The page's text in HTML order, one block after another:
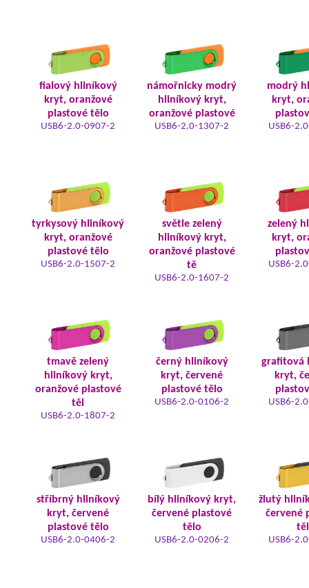
fialový hliníkový
kryt, oranžové
plastové tělo
USB6-2.0-0907-2
námořnicky modrý
hliníkový kryt,
oranžové plastové
USB6-2.0-1307-2
modrý
kryt,
USB6-
tyrkysový hliníkový
kryt, oranžové
plastové tělo
USB6-2.0-1507-2
světle zelený
hliníkový kryt,
oranžové plastové
tě
USB6-2.0-1607-2
zelený
kryt,
USB6-
tmavě zelený
hliníkový kryt,
oranžové plastové
těl
USB6-2.0-1807-2
černý hliníkový
kryt, červené
plastové tělo
USB6-2.0-0106-2
grafitová
kryt,
USB6-
stříbrný hliníkový
kryt, červené
plastové tělo
USB6-2.0-0406-2
bílý hliníkový kryt,
červené plastové
tělo
USB6-2.0-0206-2
žlutý
červené
USB6-